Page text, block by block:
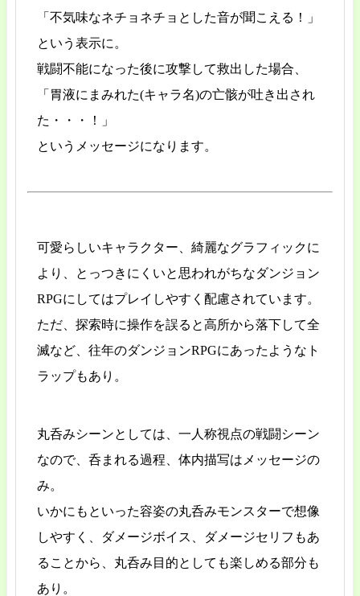
「不気味なネチョネチョとした音が聞こえる！」
という表示に。
戦闘不能になった後に攻撃して救出した場合、
「胃液にまみれた(キャラ名)の亡骸が吐き出され
た・・・！」
というメッセージになります。
可愛らしいキャラクター、綺麗なグラフィックに
より、とっつきにくいと思われがちなダンジョン
RPGにしてはプレイしやすく配慮されています。
ただ、探索時に操作を誤ると高所から落下して全
滅など、往年のダンジョンRPGにあったようなト
ラップもあり。
丸呑みシーンとしては、一人称視点の戦闘シーン
なので、呑まれる過程、体内描写はメッセージの
み。
いかにもといった容姿の丸呑みモンスターで想像
しやすく、ダメージボイス、ダメージセリフもあ
ることから、丸呑み目的としても楽しめる部分も
あり。